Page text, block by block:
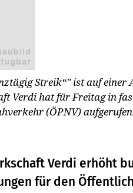
Streik“" ist auf einer
Verdi hat für Freitag in
(ÖPNV)
Verdi erhöht
für den